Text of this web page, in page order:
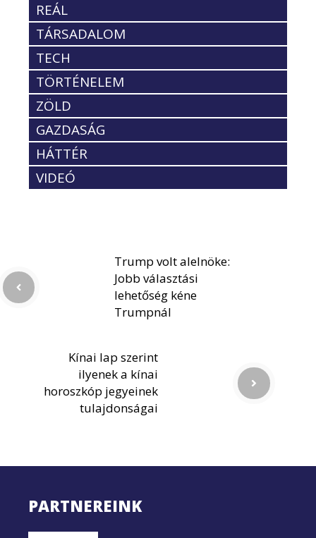
REÁL
TÁRSADALOM
TECH
TÖRTÉNELEM
ZÖLD
GAZDASÁG
HÁTTÉR
VIDEÓ
Trump volt alelnöke:
Jobb választási
lehetőség kéne
Trumpnál
Kínai lap szerint
ilyenek a kínai
horoszkóp jegyeinek
tulajdonságai
PARTNEREINK